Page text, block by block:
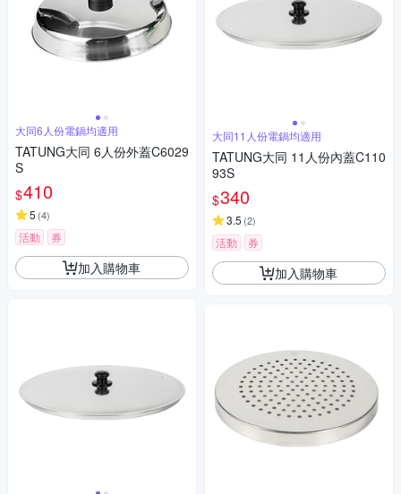
大同6人份電鍋均適用
TATUNG大同 6人份外蓋C6029
S
$410
5 (4)
活動 券
加入購物車
大同11人份電鍋均適用
TATUNG大同 11人份內蓋C110
93S
$340
3.5 (2)
活動 券
加入購物車